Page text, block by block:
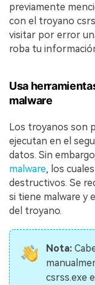
previamente
con el troyano
visitar por error
roba tu
Usa
malware
Los troyanos son
ejecutan en el
datos. Sin
malware, los
destructivos. Se
si tiene malware y
del troyano.
Nota:
csrss.exe